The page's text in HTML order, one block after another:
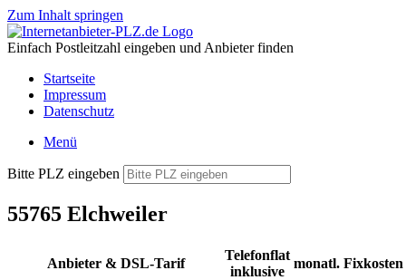
Zum Inhalt springen
Einfach Postleitzahl eingeben und Anbieter finden
Startseite
Impressum
Datenschutz
Menü
Bitte PLZ eingeben
55765 Elchweiler
Anbieter & DSL-Tarif
Telefonflat
inklusive
monatl. Fixkosten